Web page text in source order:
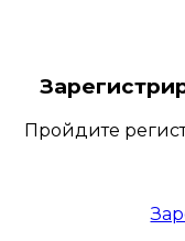
Пройдите